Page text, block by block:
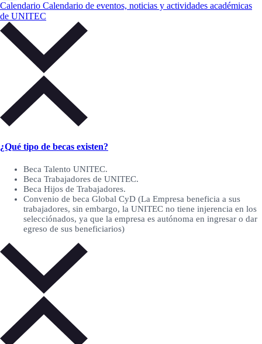
Calendario Calendario de eventos, noticias y actividades académicas
de UNITEC
¿Qué tipo de becas existen?
Beca Talento UNITEC.
Beca Trabajadores de UNITEC.
Beca Hijos de Trabajadores.
Convenio de beca Global CyD (La Empresa beneficia a sus
trabajadores, sin embargo, la UNITEC no tiene injerencia en los
selecciónados, ya que la empresa es autónoma en ingresar o dar
egreso de sus beneficiarios)